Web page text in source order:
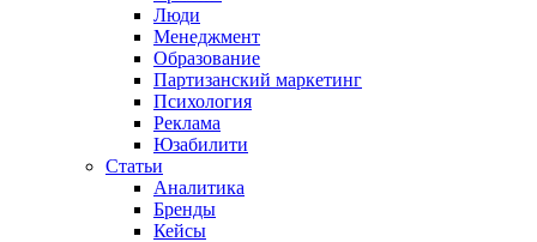
Люди
Менеджмент
Образование
Партизанский маркетинг
Психология
Реклама
Юзабилити
Статьи
Аналитика
Бренды
Кейсы